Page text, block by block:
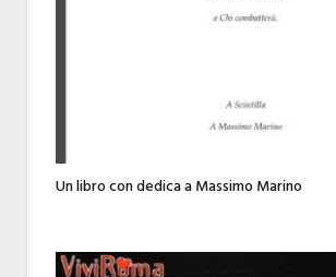
Un libro con dedica a Massimo Marino